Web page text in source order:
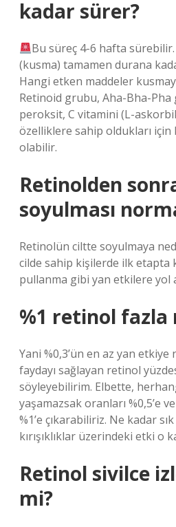
kadar sürer?
Bu süreç 4-6 hafta
(kusma) tamamen durana
Hangi etken maddeler
Retinoid grubu, Aha-Bha-
peroksit, C vitamini (L-
özelliklere sahip oldukları için
olabilir.
Retinolden
soyulması
Retinolün ciltte soyulmaya
cilde sahip kişilerde ilk etapta
pullanma gibi yan etkilere yol
%1 retinol fazla
Yani %0,3’ün en az yan
faydayı sağlayan retinol
söyleyebilirim. Elbette,
yaşamazsak oranları %0,5’e
%1’e çıkarabiliriz. Ne kadar
kırışıklıklar üzerindeki etki o
Retinol sivilce
mi?